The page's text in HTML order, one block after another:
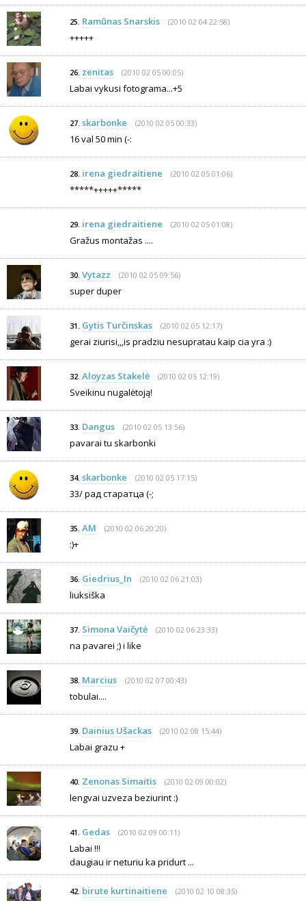
25. Ramūnas Snarskis (2010 02 04 22:58)
+++++
26. zenitas (2010 02 05 00:05)
Labai vykusi fotograma...+5
27. skarbonke (2010 02 05 00:33)
16 val 50 min (-:
28. irena giedraitiene (2010 02 05 01:06)
*****+++++*****
29. irena giedraitiene (2010 02 05 01:08)
Gražus montažas ....
30. Vytazz (2010 02 05 09:56)
super duper
31. Gytis Turčinskas (2010 02 05 12:17)
gerai ziurisi,,,is pradziu nesupratau kaip cia yra :)
32. Aloyzas Stakelė (2010 02 05 12:19)
Sveikinu nugalėtoją!
33. Dangus (2010 02 05 13:56)
pavarai tu skarbonki
34. skarbonke (2010 02 05 17:15)
33/ рад стaратца (-;
35. AM (2010 02 06 20:20)
:)+
36. Giedrius_In (2010 02 06 21:03)
liuksiška
37. Simona Vaičytė (2010 02 06 23:33)
na pavarei ;) i like
38. Marcius (2010 02 07 00:43)
tobulai....
39. Dainius Ušackas (2010 02 08 15:44)
Labai grazu +
40. Zenonas Simaitis (2010 02 09 00:02)
lengvai uzveza beziurint :)
41. Gedas (2010 02 09 00:11)
Labai !!!
daugiau ir neturiu ka pridurt ...
42. birute kurtinaitiene (2010 02 10 08:35)